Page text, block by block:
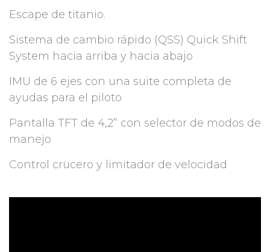
Escape de titanio.
Sistema de cambio rápido (QSS) Quick Shift
System hacia arriba y hacia abajo
IMU de 6 ejes con una suite completa de
ayudas para el piloto
Pantalla TFT de 4,2” con selector de modos de
manejo
Control crucero y limitador de velocidad